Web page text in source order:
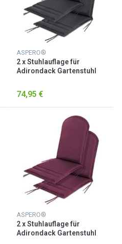
ASPERO®
2 x Stuhlauflage für
Adirondack Gartenstuhl
74,95 €
ASPERO®
2 x Stuhlauflage für
Adirondack Gartenstuhl